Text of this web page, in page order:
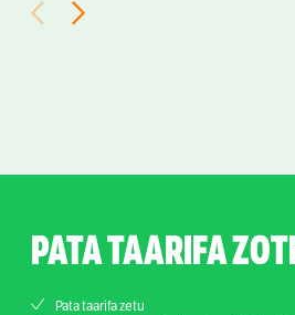
PATA TAARIFA
Pata taarifa zetu